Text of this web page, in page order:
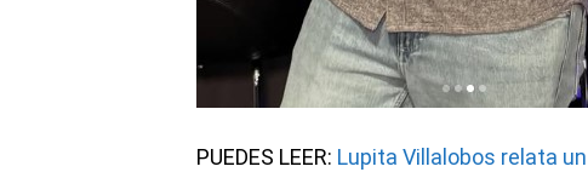
PUEDES LEER: Lupita Villalobos relata